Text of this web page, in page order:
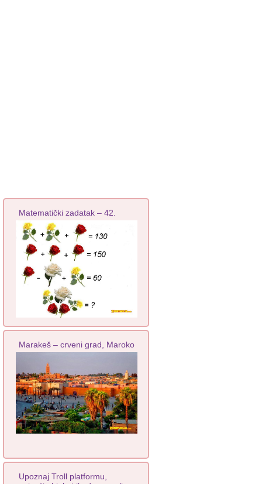
Matematički zadatak – 42.
Marakeš – crveni grad, Maroko
Upoznaj Troll platformu,